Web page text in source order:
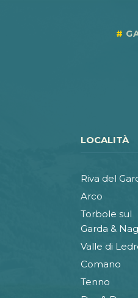
LOCALITÀ
Riva del
Arco
Torbole sul
Garda &
Valle di
Comano
Tenno